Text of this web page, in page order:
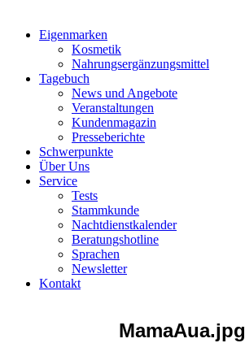
Eigenmarken
Kosmetik
Nahrungsergänzungsmittel
Tagebuch
News und Angebote
Veranstaltungen
Kundenmagazin
Presseberichte
Schwerpunkte
Über Uns
Service
Tests
Stammkunde
Nachtdienstkalender
Beratungshotline
Sprachen
Newsletter
Kontakt
MamaAua.jpg